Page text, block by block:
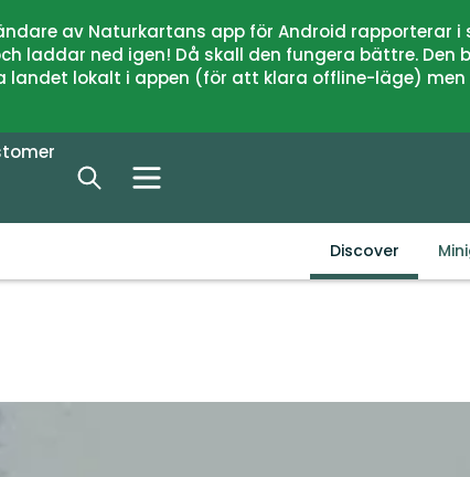
av Naturkartans app för Android rapporterar
laddar ned igen! Då skall den fungera bättre.
lokalt i appen (för att klara offline-läge)
Discover